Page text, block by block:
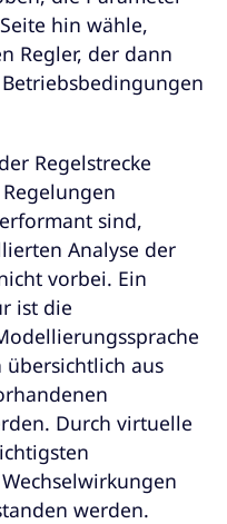
hin wähle,
Regler, der dann
Regelstrecke
sind,
Analyse der
vorbei. Ein
ist die
übersichtlich aus
Durch virtuelle
werden.